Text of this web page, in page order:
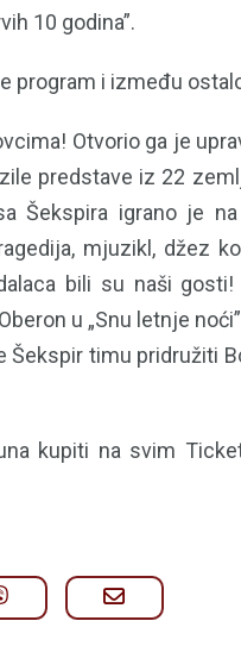
10 godina”.
program i između
Otvorio ga je
predstave iz 22
Šekspira igrano je
mjuzikl, džez
bili su naši
u „Snu letnje noći”
Šekspir timu pridružiti
kupiti na svim